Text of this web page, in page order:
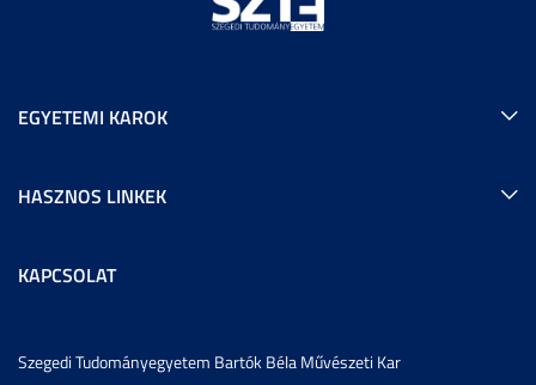
EGYETEMI KAROK
HASZNOS LINKEK
KAPCSOLAT
Szegedi Tudományegyetem Bartók Béla Művészeti Kar